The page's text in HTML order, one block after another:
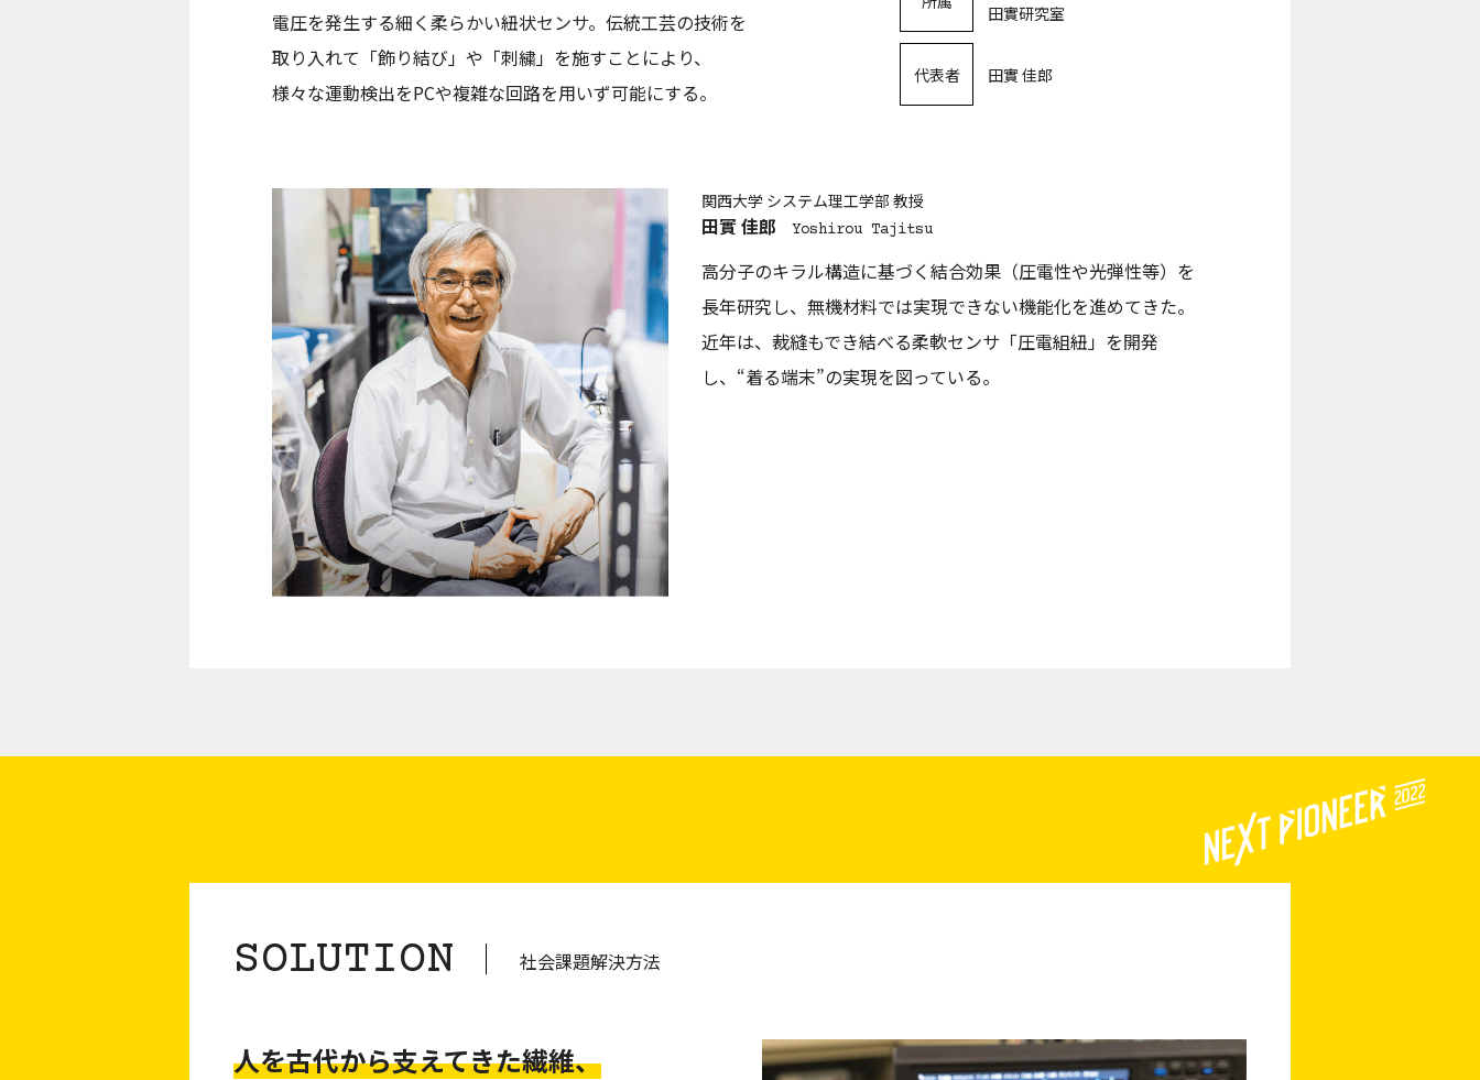
電圧を発生する細く柔らかい紐状センサ。伝統工芸の技術を
取り入れて「飾り結び」や「刺繍」を施すことにより、
様々な運動検出をPCや複雑な回路を用いず可能にする。
田實研究室
代表者 田實 佳郎
関西大学 システム理工学部 教授
田實 佳郎 Yoshirou Tajitsu
高分子のキラル構造に基づく結合効果（圧電性や光弾性等）を
長年研究し、無機材料では実現できない機能化を進めてきた。
近年は、裁縫もでき結べる柔軟センサ「圧電組紐」を開発
し、“着る端末”の実現を図っている。
SOLUTION 社会課題解決方法
人を古代から支えてきた繊維、